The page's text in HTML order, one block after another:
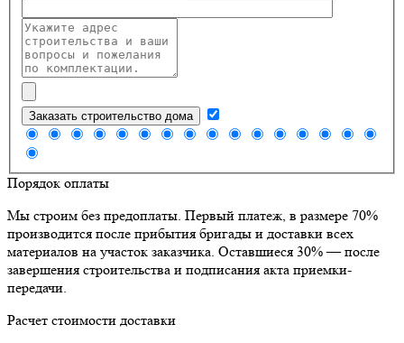
Заказать строительство дома
Порядок оплаты
Мы строим без предоплаты. Первый платеж, в размере 70%
производится после прибытия бригады и доставки всех
материалов на участок заказчика. Оставшиеся 30% — после
завершения строительства и подписания акта приемки-
передачи.
Расчет стоимости доставки